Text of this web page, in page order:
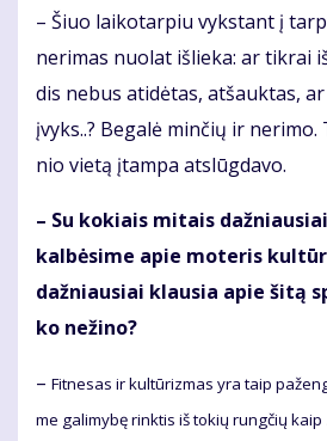
– Šiuo lai­ko­tar­piu vyks­tant į
ne­ri­mas nuo­lat iš­lie­ka: ar tik­rai
dis ne­bus ati­dė­tas, at­šauk­tas,
įvyks..? Be­ga­lė min­čių ir
nio vie­tą įtam­pa at­slūg­da­vo.
– Su ko­kiais mi­tais
kal­bė­si­me apie mo­te­ris
daž­niau­siai klau­sia apie ši­tą
ko ne­ži­no?
– Fit­ne­sas ir kul­tū­riz­mas yra taip
me ga­li­my­bę rink­tis iš to­kių rung­čių kaip